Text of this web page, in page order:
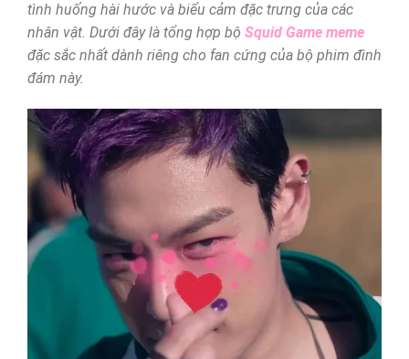
tình huống hài hước và biểu cảm đặc trưng của các
nhân vật. Dưới đây là tổng hợp bộ Squid Game meme
đặc sắc nhất dành riêng cho fan cứng của bộ phim đình
đám này.